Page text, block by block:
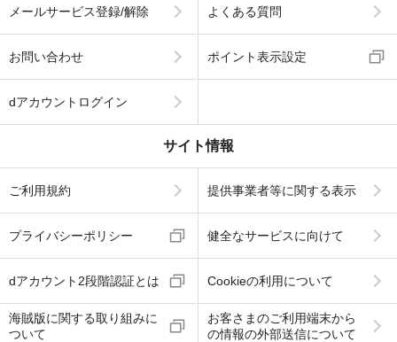
メールサービス登録/解除 よくある質問
お問い合わせ ポイント表示設定
dアカウントログイン
サイト情報
ご利用規約 提供事業者等に関する表示
プライバシーポリシー 健全なサービスに向けて
dアカウント2段階認証とは Cookieの利用について
海賊版に関する取り組みに
ついて
お客さまのご利用端末から
の情報の外部送信について